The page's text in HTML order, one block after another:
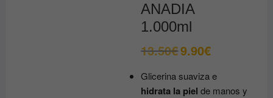
ANADIA
1.000ml
13.50€El
precio
era:
13.50€.
9.90€El
precio
es:
Glicerina suaviza e
hidrata la piel de manos y